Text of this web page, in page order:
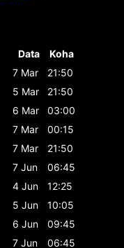
Data
Koha
7 Mar
21:50
5 Mar
21:50
6 Mar
03:00
7 Mar
00:15
7 Mar
21:50
7 Jun
06:45
4 Jun
12:25
5 Jun
10:05
6 Jun
09:45
7 Jun
06:45